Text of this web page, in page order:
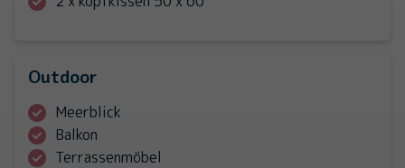
Outdoor
Meerblick
Balkon
Terrassenmöbel